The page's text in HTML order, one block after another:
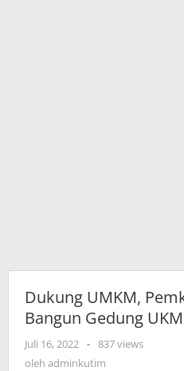
Dukung UMKM,
Bangun Gedung
Juli 16, 2022 oleh
adminkutim
- 837 views
oleh adminkutim